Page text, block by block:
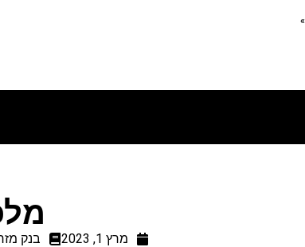
מרץ 1, 2023 בנק